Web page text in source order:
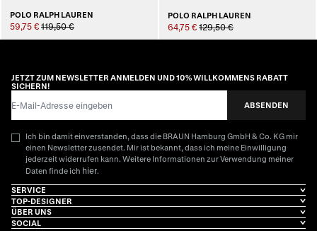
POLO RALPH LAUREN
59,75 € 119,50 €
POLO RALPH LAUREN
64,75 € 129,50 €
JETZT ZUM NEWSLETTER ANMELDEN UND 10% WILLKOMMENS RABATT
SICHERN!
ABSENDEN
Ich bin damit einverstanden, dass die BRAUN Hamburg GmbH & Co. KG mir
einen Newsletter zusendet. Mir ist bekannt, dass ich meine Einwilligung
jederzeit widerrufen kann. Weitere Informationen zur Verwendung meiner
Daten finde ich hier.
SERVICE
TOP-DESIGNER
ÜBER UNS
SOCIAL